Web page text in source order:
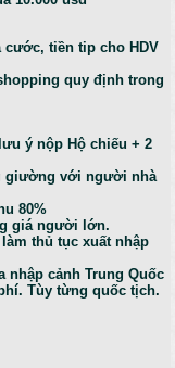
tiền tip cho HDV
quy định trong
ý nộp Hộ chiếu + 2
giường với người nhà
80%
giá người lớn.
thủ tục xuất nhập
nhập cảnh Trung Quốc
Tùy từng quốc tịch.